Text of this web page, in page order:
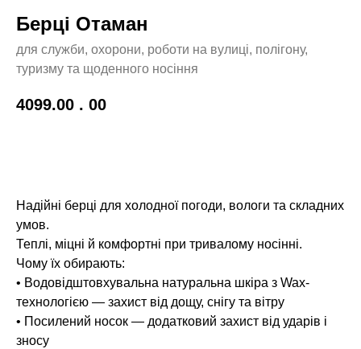
Берці Отаман
для служби, охорони, роботи на вулиці, полігону,
туризму та щоденного носіння
4099.00 . 00
Надійні берці для холодної погоди, вологи та складних
умов.
Теплі, міцні й комфортні при тривалому носінні.
Чому їх обирають:
• Водовідштовхувальна натуральна шкіра з Wax-
технологією — захист від дощу, снігу та вітру
• Посилений носок — додатковий захист від ударів і
зносу